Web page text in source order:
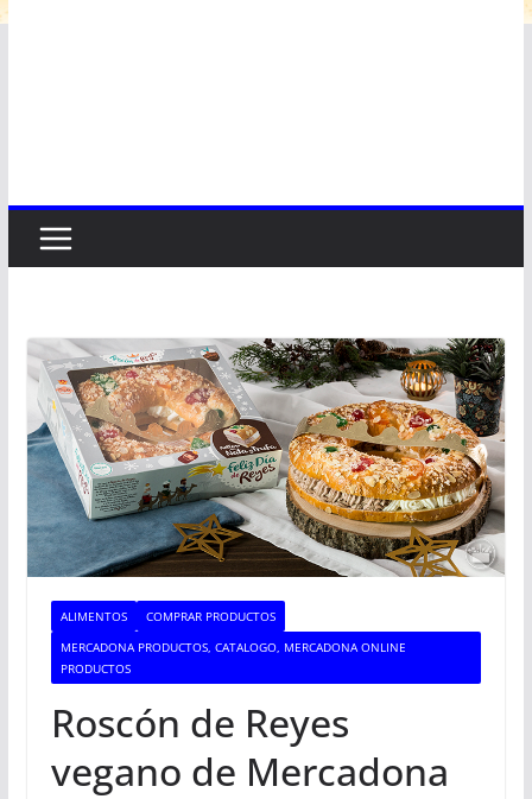
ALIMENTOS
COMPRAR PRODUCTOS
MERCADONA PRODUCTOS, CATALOGO, MERCADONA ONLINE
PRODUCTOS
Roscón de Reyes
vegano de Mercadona